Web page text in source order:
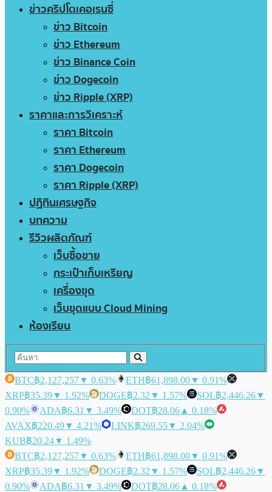
ข่าวคริปโตเคอเรนซี่
ข่าว Bitcoin
ข่าว Ethereum
ข่าว Binance Coin
ข่าว Dogecoin
ข่าว Ripple (XRP)
ราคาและการวิเคราะห์
ราคา Bitcoin
ราคา Ethereum
ราคา Dogecoin
ราคา Ripple (XRP)
ปฏิทินเศรษฐกิจ
บทความ
รีวิวผลิตภัณฑ์
เว็บซื้อขาย
กระเป๋าเก็บเหรียญ
เครื่องขุด
เว็บขุดแบบ Cloud Mining
ห้องเรียน
BTC฿2,127,257▼ 0.63% ETH฿61,898.00▼ 0.91%
XRP฿35.39▼ 1.92% DOGE฿2.32 ▼ 1.57% SOL฿2,446.26▼
0.90%
ADA฿6.31 ▼ 3.49% DOT฿28.06 ▲ 0.18%
AVAX฿220.49▼ 4.21% LINK฿269.55▼ 2.04%
KUB฿20.24▼ 1.49%
BTC฿2,127,257▼ 0.63% ETH฿61,898.00▼ 0.91%
XRP฿35.39▼ 1.92% DOGE฿2.32 ▼ 1.57% SOL฿2,446.26▼
0.90%
ADA฿6.31 ▼ 3.49% DOT฿28.06 ▲ 0.18%